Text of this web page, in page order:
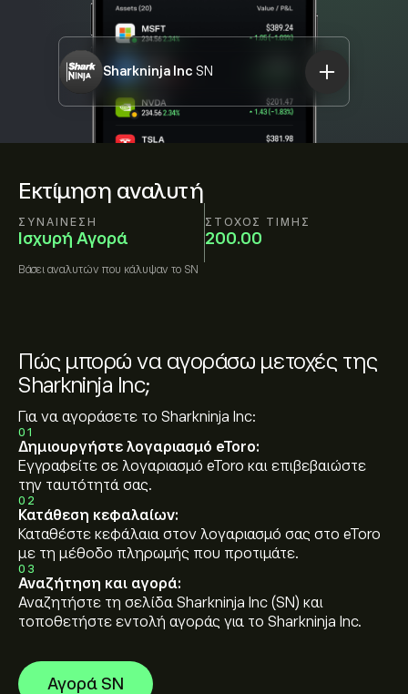
Εκτίμηση αναλυτή
ΣΥΝΑΊΝΕΣΗ
Ισχυρή Αγορά
ΣΤΌΧΟΣ ΤΙΜΉΣ
200.00
Βάσει αναλυτών που κάλυψαν το SN
Sharkninja Inc SN
Πώς μπορώ να αγοράσω μετοχές της
Sharkninja Inc;
Για να αγοράσετε το Sharkninja Inc:
01
Δημιουργήστε λογαριασμό eToro:
Εγγραφείτε σε λογαριασμό eToro και επιβεβαιώστε
την ταυτότητά σας.
02
Κατάθεση κεφαλαίων:
Καταθέστε κεφάλαια στον λογαριασμό σας στο eToro
με τη μέθοδο πληρωμής που προτιμάτε.
03
Αναζήτηση και αγορά:
Αναζητήστε τη σελίδα Sharkninja Inc (SN) και
τοποθετήστε εντολή αγοράς για το Sharkninja Inc.
Αγορά SN